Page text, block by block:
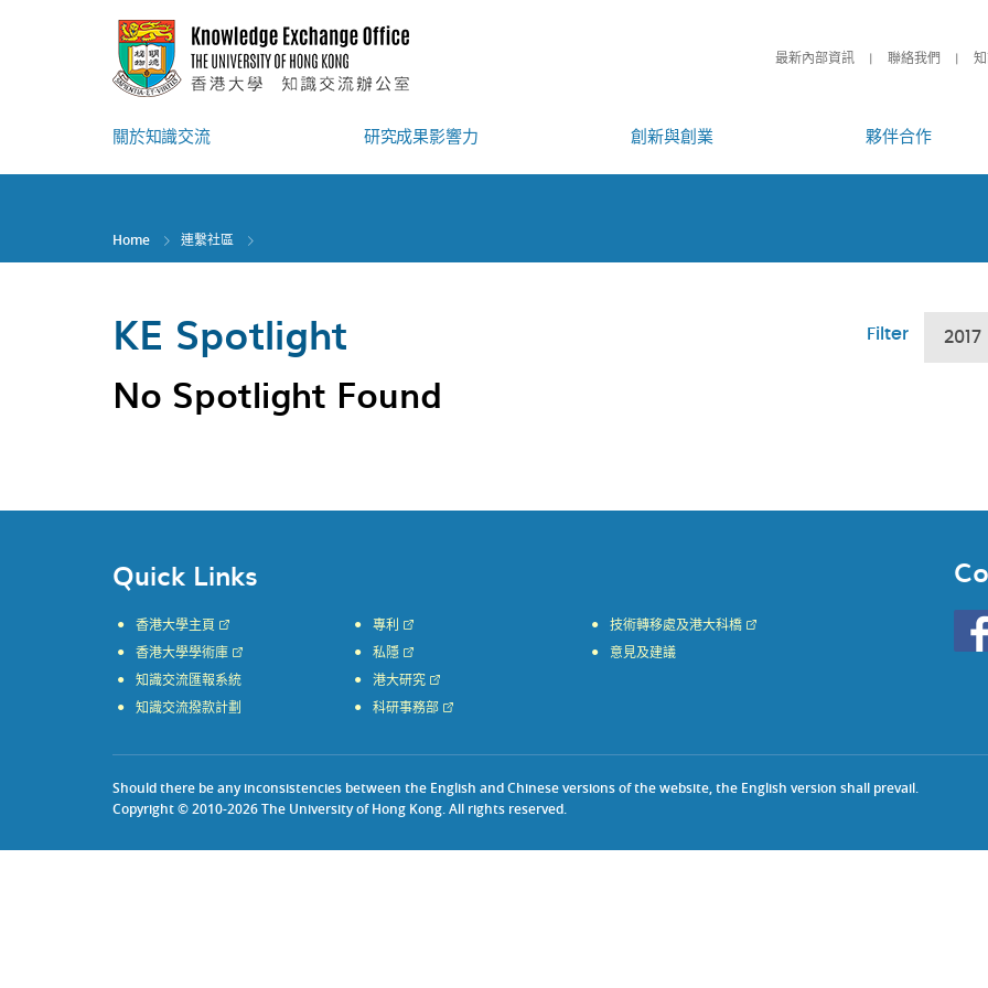
最新內部資訊 聯絡我們
關於知識交流 研究成果影響力 創新與創業 夥伴合作
Home 連繫社區
KE Spotlight Filter 2017
No Spotlight Found
Quick Links
香港大學主頁
香港大學學術庫
知識交流匯報系統
知識交流撥款計劃
專利
私隱
港大研究
科研事務部
技術轉移處及港大科橋
意見及建議
HKU
Should there be any inconsistencies between the English and Chinese versions of the website, the English version shall prevail.
Copyright © 2010-2026 The University of Hong Kong. All rights reserved.